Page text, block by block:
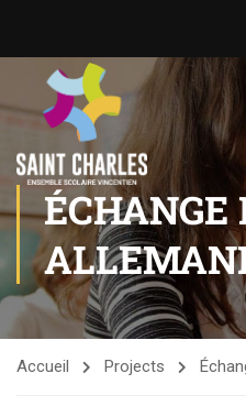
ÉCHANGE
Accueil Projects